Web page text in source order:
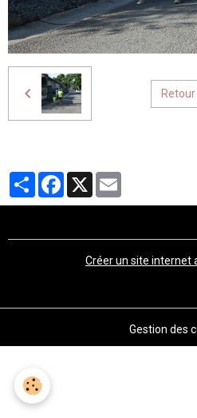
Retour
PartagerFacebook
X
Créer un site internet
Gestion des